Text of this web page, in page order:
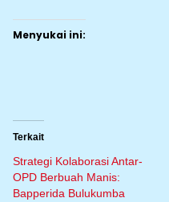
Menyukai ini:
Terkait
Strategi Kolaborasi Antar-
OPD Berbuah Manis:
Bapperida Bulukumba